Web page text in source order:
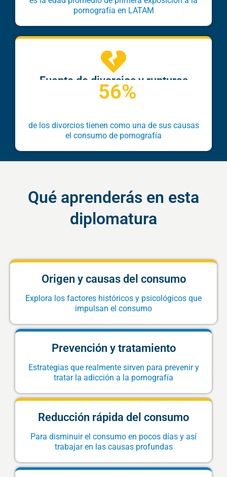
pornografía en LATAM
Fuente de divorcios y rupturas
de los divorcios tienen como una de sus causas
el consumo de pornografía
56%
Qué aprenderás en esta
diplomatura
Origen y causas del consumo
Explora los factores históricos y psicológicos que
impulsan el consumo
Prevención y tratamiento
Estrategias que realmente sirven para prevenir y
tratar la adicción a la pornografía
Reducción rápida del consumo
Para disminuir el consumo en pocos días y así
trabajar en las causas profundas